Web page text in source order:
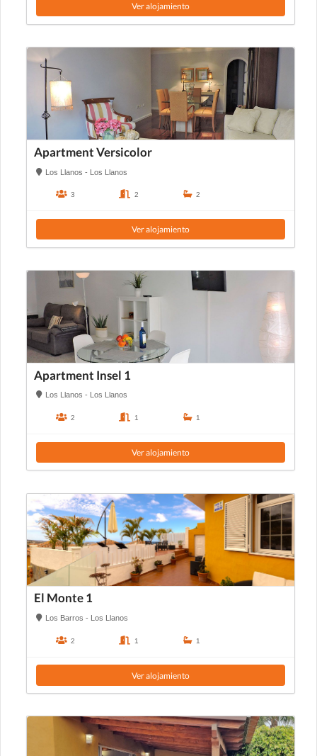
Ver alojamiento
Apartment Versicolor
Los Llanos - Los Llanos
3 2 2
Ver alojamiento
Apartment Insel 1
Los Llanos - Los Llanos
2 1 1
Ver alojamiento
El Monte 1
Los Barros - Los Llanos
2 1 1
Ver alojamiento